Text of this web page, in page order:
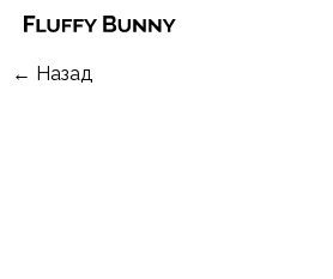
← Назад